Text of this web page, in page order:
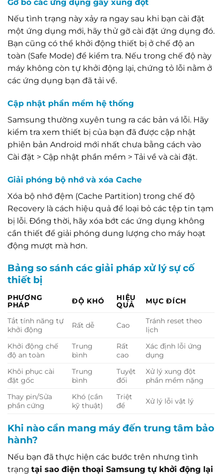
Gỡ bỏ các ứng dụng gây xung đột
Nếu tình trạng này xảy ra ngay sau khi bạn cài đặt
một ứng dụng mới, hãy thử gỡ cài đặt ứng dụng đó.
Bạn cũng có thể khởi động thiết bị ở chế độ an
toàn (Safe Mode) để kiểm tra. Nếu trong chế độ này
máy không còn tự khởi động lại, chứng tỏ lỗi nằm ở
các ứng dụng bạn đã tải về.
Cập nhật phần mềm hệ thống
Samsung thường xuyên tung ra các bản vá lỗi. Hãy
kiểm tra xem thiết bị của bạn đã được cập nhật
phiên bản Android mới nhất chưa bằng cách vào
Cài đặt > Cập nhật phần mềm > Tải về và cài đặt.
Giải phóng bộ nhớ và xóa Cache
Xóa bộ nhớ đệm (Cache Partition) trong chế độ
Recovery là cách hiệu quả để loại bỏ các tệp tin tạm
bị lỗi. Đồng thời, hãy xóa bớt các ứng dụng không
cần thiết để giải phóng dung lượng cho máy hoạt
động mượt mà hơn.
Bảng so sánh các giải pháp xử lý sự cố
thiết bị
PHƯƠNG
PHÁP
ĐỘ KHÓ
HIỆU
QUẢ
MỤC ĐÍCH
Tắt tính năng tự
khởi động
Rất dễ Cao
Tránh reset theo
lịch
Khởi động chế
độ an toàn
Trung
bình
Rất
cao
Xác định lỗi ứng
dụng
Khôi phục cài
đặt gốc
Trung
bình
Tuyệt
đối
Xử lý xung đột
phần mềm nặng
Thay pin/Sửa
phần cứng
Khó (cần
kỹ thuật)
Triệt
để
Xử lý lỗi vật lý
Khi nào cần mang máy đến trung tâm bảo
hành?
Nếu bạn đã thực hiện các bước trên nhưng tình
trạng tại sao điện thoại Samsung tự khởi động lại